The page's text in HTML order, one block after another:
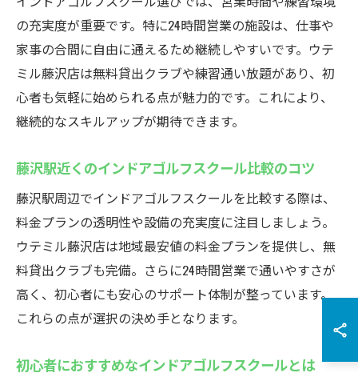
の充実度が重要です。特に24時間営業の施設は、仕事や
家事の合間に自由に通えるため継続しやすいです。ウテ
ミル藤沢店は無料貸出クラブや練習通い放題があり、初
心者も気軽に始められる点が魅力的です。これにより、
継続的なスキルアップが期待できます。
藤沢駅近くのインドアゴルフスクール比較のコツ
藤沢駅周辺でインドアゴルフスクールを比較する際は、
料金プランの透明性や設備の充実度に注目しましょう。
ウテミル藤沢店は地域最安値の料金プランを提供し、無
料貸出クラブも完備。さらに24時間営業で通いやすさが
高く、初心者にも安心のサポート体制が整っています。
これらの点が選択の決め手となります。
初心者におすすめなインドアゴルフスクールとは